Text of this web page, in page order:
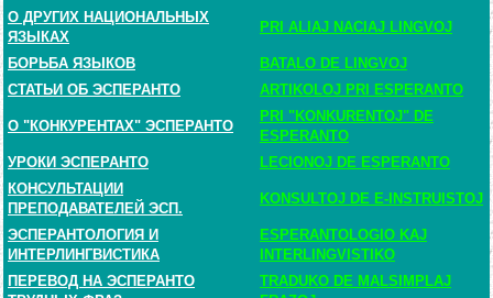
О ДРУГИХ НАЦИОНАЛЬНЫХ
ЯЗЫКАХ
PRI ALIAJ NACIAJ LINGVOJ
БОРЬБА ЯЗЫКОВ
BATALO DE LINGVOJ
СТАТЬИ ОБ ЭСПЕРАНТО
ARTIKOLOJ PRI ESPERANTO
О "КОНКУРЕНТАХ" ЭСПЕРАНТО
PRI "KONKURENTOJ" DE
ESPERANTO
УРОКИ ЭСПЕРАНТО
LECIONOJ DE ESPERANTO
КОНСУЛЬТАЦИИ
ПРЕПОДАВАТЕЛЕЙ ЭСП.
KONSULTOJ DE E-INSTRUISTOJ
ЭСПЕРАНТОЛОГИЯ И
ИНТЕРЛИНГВИСТИКА
ESPERANTOLOGIO KAJ
INTERLINGVISTIKO
ПЕРЕВОД НА ЭСПЕРАНТО
TRADUKO DE MALSIMPLAJ